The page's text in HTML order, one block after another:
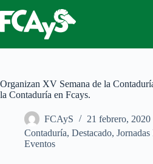
al
contenido
Organizan XV Semana de la
la Contaduría en Fcays.
FCAyS
21 febrero, 2020
Contaduría, Destacado,
Eventos